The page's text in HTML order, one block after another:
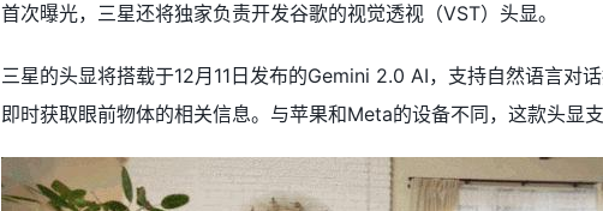
首次曝光，三星还将独家负责开发谷歌的视觉透视（VST）头显。
三星的头显将搭载于12月11日发布的Gemini 2.0 AI，支持自然语言对
即时获取眼前物体的相关信息。与苹果和Meta的设备不同，这款头显